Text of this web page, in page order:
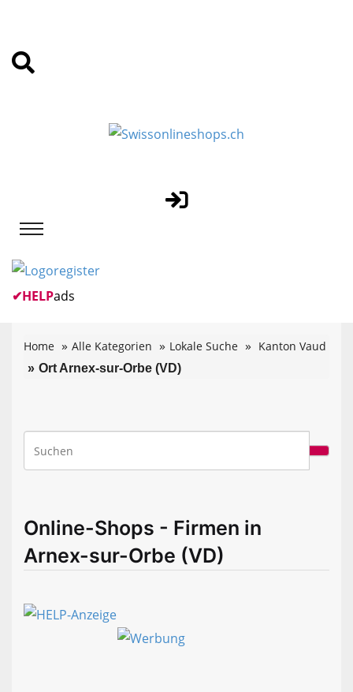
✔HELPads
Home Alle Kategorien Lokale Suche Kanton Vaud
Ort Arnex-sur-Orbe (VD)
Online-Shops - Firmen in
Arnex-sur-Orbe (VD)